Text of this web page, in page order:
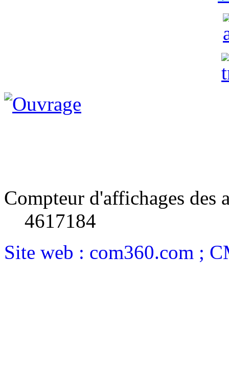
Compteur d'affichages des
4617184
Site web : com360.com ;